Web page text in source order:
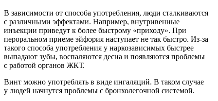
В зависимости от способа употребления, люди сталкиваются
с различными эффектами. Например, внутривенные
инъекции приведут к более быстрому «приходу». При
пероральном приеме эйфория наступает не так быстро. Из-за
такого способа употребления у наркозависимых быстрее
выпадают зубы, воспаляются десна и появляются проблемы
с работой органов ЖКТ.
Винт можно употреблять в виде ингаляций. В таком случае
у людей начнутся проблемы с бронхолегочной системой.